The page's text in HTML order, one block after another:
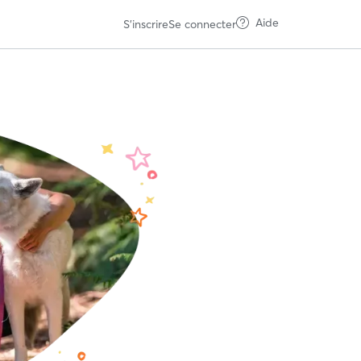
S'inscrireSe connecter Aide